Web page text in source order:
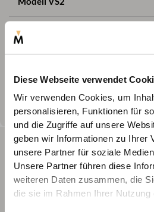
Diese Webseite verwendet
Wir verwenden Cookies, um
personalisieren, Funktionen für
und die Zugriffe auf unsere
geben wir Informationen zu Ihrer
unsere Partner für soziale
Unsere Partner führen diese
weiteren Daten zusammen, die
die sie im Rahmen Ihrer
Modell VS2 Slide Comfort
Richtlinien zur
schnur- und
Designgriff (Modell VS2)